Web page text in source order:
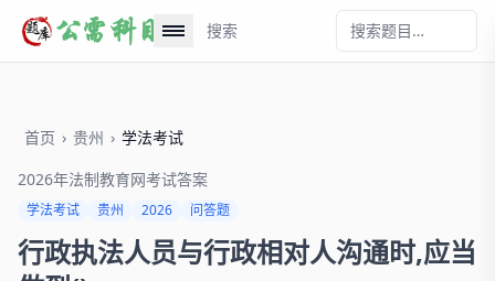
搜索
首页 › 贵州 › 学法考试
2026年法制教育网考试答案
学法考试 贵州 2026 问答题
行政执法人员与行政相对人沟通时,应当